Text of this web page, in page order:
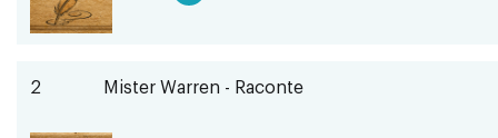
2 Mister Warren - Raconte